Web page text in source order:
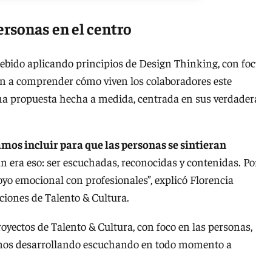
en el centro
aplicando principios de Design Thinking, con
comprender cómo viven los colaboradores este
propuesta hecha a medida, centrada en sus
incluir para que las personas se sintieran
era eso: ser escuchadas, reconocidas y contenidas.
emocional con profesionales”, explicó Florencia
de Talento & Cultura.
de Talento & Cultura, con foco en las personas,
desarrollando escuchando en todo momento a